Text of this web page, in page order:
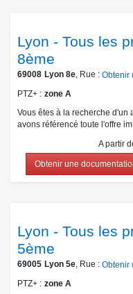
Lyon - Tous les
8ème
69008 Lyon 8e, Rue : Obtenir
PTZ+
zone A
Vous êtes à la recherche d'un
avons référencé toute l'offre
A partir
Obtenir une
Lyon - Tous les
5ème
69005 Lyon 5e, Rue : Obtenir
PTZ+
zone A